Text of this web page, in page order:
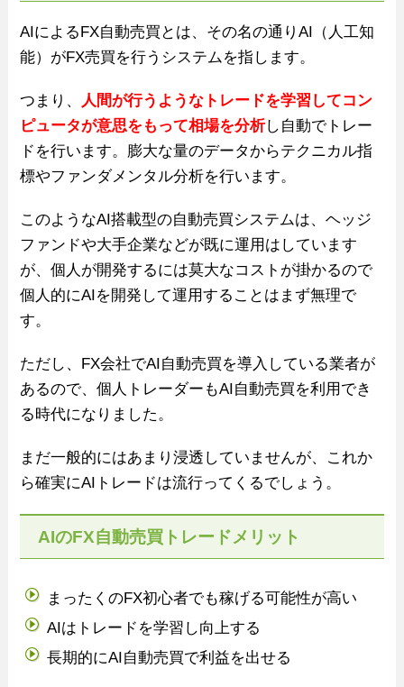
AIによるFX自動売買とは、その名の通りAI（人工知
能）がFX売買を行うシステムを指します。
つまり、 人間が行うようなトレードを学習してコン
ピュータが意思をもって相場を分析し自動でトレー
ドを行います。膨大な量のデータからテクニカル指
標やファンダメンタル分析を行います。
このようなAI搭載型の自動売買システムは、ヘッジ
ファンドや大手企業などが既に運用はしています
が、個人が開発するには莫大なコストが掛かるので
個人的にAIを開発して運用することはまず無理で
す。
ただし、FX会社でAI自動売買を導入している業者が
あるので、個人トレーダーもAI自動売買を利用でき
る時代になりました。
まだ一般的にはあまり浸透していませんが、これか
ら確実にAIトレードは流行ってくるでしょう。
AIのFX自動売買トレードメリット
まったくのFX初心者でも稼げる可能性が高い
AIはトレードを学習し向上する
長期的にAI自動売買で利益を出せる